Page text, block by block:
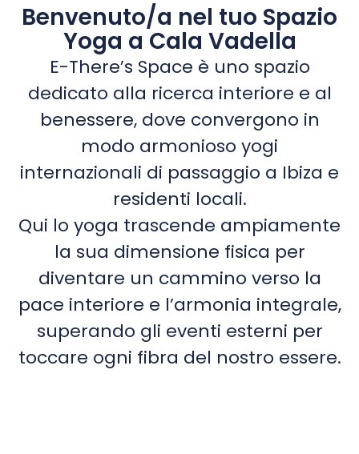
Benvenuto/a nel tuo Spazio
Yoga a Cala Vadella
E-There’s Space è uno spazio
dedicato alla ricerca interiore e al
benessere, dove convergono in
modo armonioso yogi
internazionali di passaggio a Ibiza e
residenti locali.
Qui lo yoga trascende ampiamente
la sua dimensione fisica per
diventare un cammino verso la
pace interiore e l’armonia integrale,
superando gli eventi esterni per
toccare ogni fibra del nostro essere.